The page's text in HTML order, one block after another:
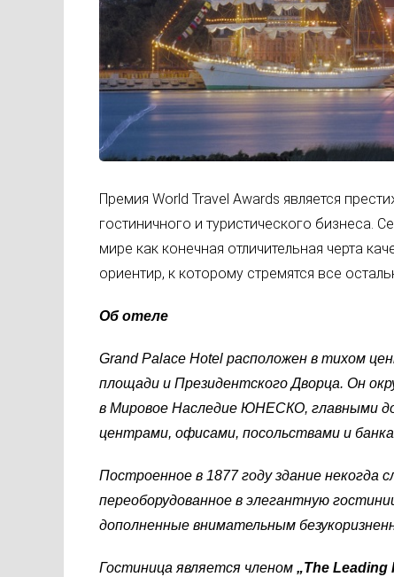
Премия World Travel Awards является
гостиничного и туристического бизнеса.
мире как конечная отличительная черта
ориентир, к которому стремятся все
Об отеле
Grand Palace Hotel расположен в тихом
площади и Президентского Дворца. Он
в Мировое Наследие ЮНЕСКО, главными
центрами, офисами, посольствами и
Построенное в 1877 году здание
переоборудованное в элегантную
дополненные внимательным
Гостиница является членом „The Leading